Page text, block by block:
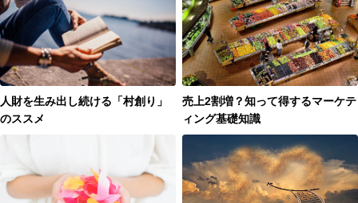
人財を生み出し続ける「村創り」
のススメ
売上2割増？知って得するマーケテ
ィング基礎知識